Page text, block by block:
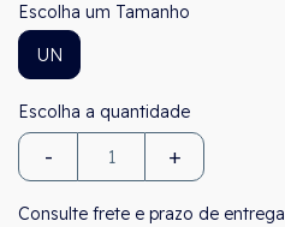
Tamanho
UN
- +
Consulte frete e prazo de entrega